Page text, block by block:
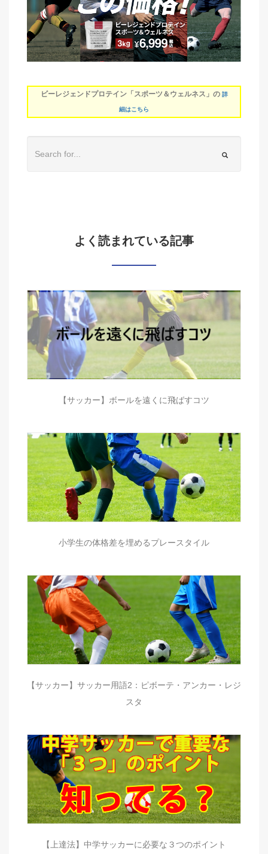
ビーレジェンドプロテイン「スポーツ＆ウェルネス」の 詳
細はこちら
よく読まれている記事
【サッカー】ボールを遠くに飛ばすコツ
小学生の体格差を埋めるプレースタイル
【サッカー】サッカー用語2：ピボーテ・アンカー・レジ
スタ
【上達法】中学サッカーに必要な３つのポイント